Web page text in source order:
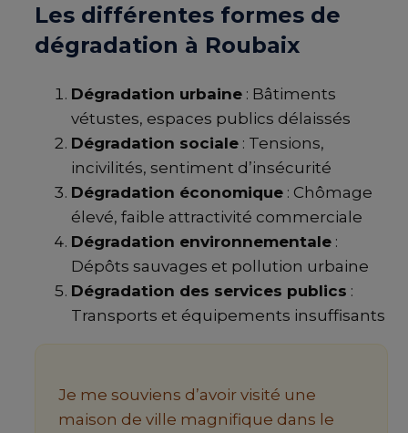
Les différentes formes de
dégradation à Roubaix
Dégradation urbaine : Bâtiments
vétustes, espaces publics délaissés
Dégradation sociale : Tensions,
incivilités, sentiment d’insécurité
Dégradation économique : Chômage
élevé, faible attractivité commerciale
Dégradation environnementale :
Dépôts sauvages et pollution urbaine
Dégradation des services publics :
Transports et équipements insuffisants
Je me souviens d’avoir visité une
maison de ville magnifique dans le